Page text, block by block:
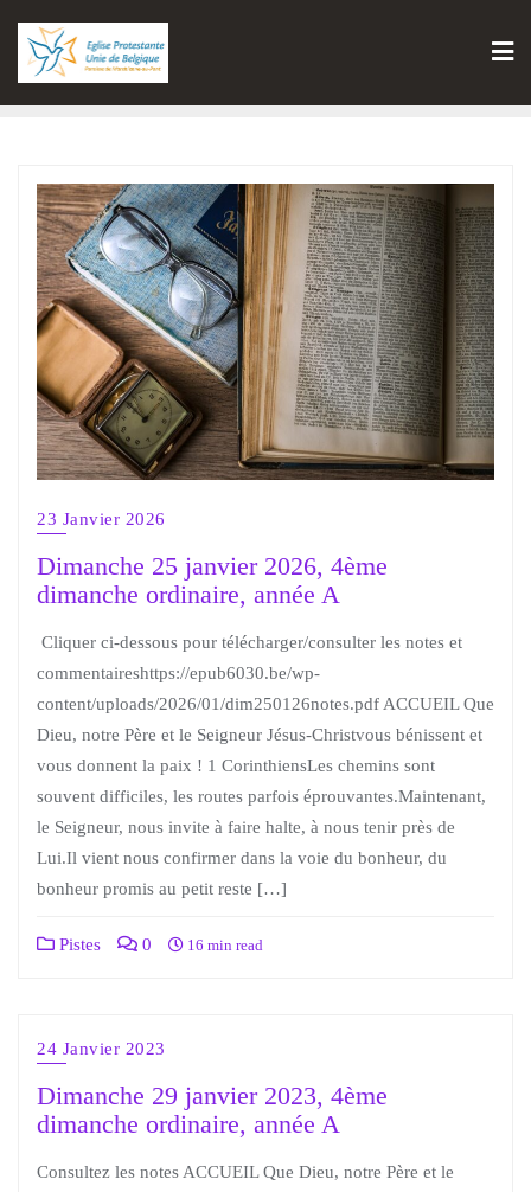
23 Janvier 2026
Dimanche 25 janvier 2026, 4ème
dimanche ordinaire, année A
Cliquer ci-dessous pour télécharger/consulter les notes et
commentaireshttps://epub6030.be/wp-
content/uploads/2026/01/dim250126notes.pdf ACCUEIL Que
Dieu, notre Père et le Seigneur Jésus-Christvous bénissent et
vous donnent la paix ! 1 CorinthiensLes chemins sont
souvent difficiles, les routes parfois éprouvantes.Maintenant,
le Seigneur, nous invite à faire halte, à nous tenir près de
Lui.Il vient nous confirmer dans la voie du bonheur, du
bonheur promis au petit reste […]
Pistes 0 16 min read
24 Janvier 2023
Dimanche 29 janvier 2023, 4ème
dimanche ordinaire, année A
Consultez les notes ACCUEIL Que Dieu, notre Père et le